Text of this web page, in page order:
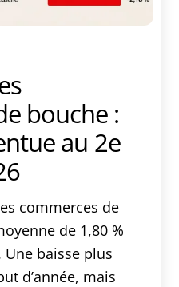
bouche :
au 2e
commerces de
de 1,80 %
baisse plus
d’année, mais